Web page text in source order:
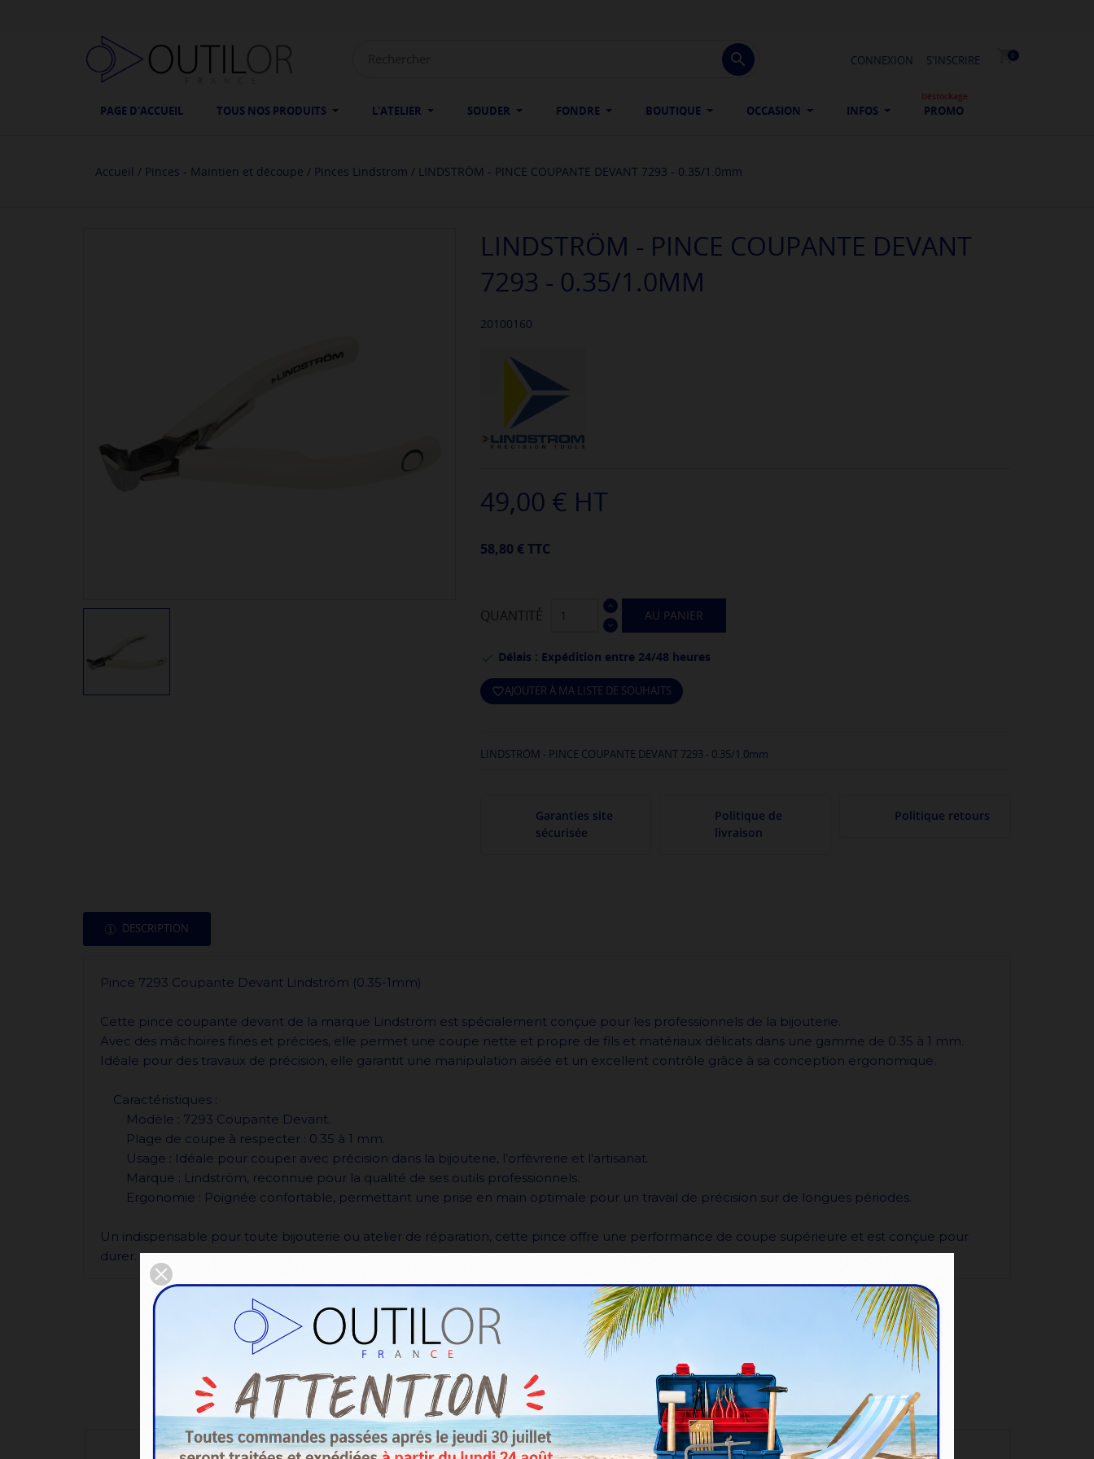
 CONNEXION S'INSCRIRE shopping_cart
0
PAGE D'ACCUEIL TOUS NOS PRODUITS L'ATELIER SOUDER FONDRE BOUTIQUE OCCASION INFOS PROMO
Déstockage
Accueil Pinces - Maintien et découpe Pinces Lindstrom LINDSTRÖM - PINCE COUPANTE DEVANT 7293 - 0.35/1.0mm
LINDSTRÖM - PINCE COUPANTE DEVANT
7293 - 0.35/1.0MM
20100160
49,00 € HT
58,80 € TTC
QUANTITÉ AU PANIER
 Délais : Expédition entre 24/48 heures
favorite_borderAJOUTER À MA LISTE DE SOUHAITS
LINDSTRÖM - PINCE COUPANTE DEVANT 7293 - 0.35/1.0mm
Garanties site
sécurisée
Politique de
livraison
Politique retours
DESCRIPTION
Pince 7293 Coupante Devant Lindström (0.35-1mm)
Cette pince coupante devant de la marque Lindström est spécialement conçue pour les professionnels de la bijouterie.
Avec des mâchoires fines et précises, elle permet une coupe nette et propre de fils et matériaux délicats dans une gamme de 0.35 à 1 mm.
Idéale pour des travaux de précision, elle garantit une manipulation aisée et un excellent contrôle grâce à sa conception ergonomique.
Caractéristiques :
Modèle : 7293 Coupante Devant.
Plage de coupe à respecter : 0.35 à 1 mm.
Usage : Idéale pour couper avec précision dans la bijouterie, l’orfèvrerie et l'artisanat.
Marque : Lindström, reconnue pour la qualité de ses outils professionnels.
Ergonomie : Poignée confortable, permettant une prise en main optimale pour un travail de précision sur de longues périodes.
Un indispensable pour toute bijouterie ou atelier de réparation, cette pince offre une performance de coupe supérieure et est conçue pour
durer.
8 AUTRES PRODUITS DANS LA MÊME CATÉGORIE :